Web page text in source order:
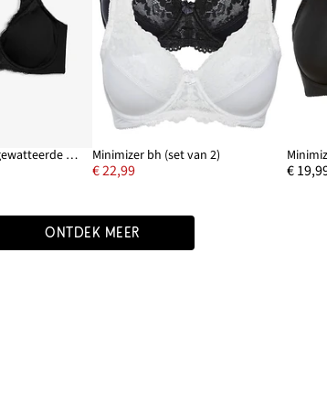
Minimizer bh met gewatteerde bandjes Minimizer bh (set van 2)
€ 22,99 €
ONTDEK MEER